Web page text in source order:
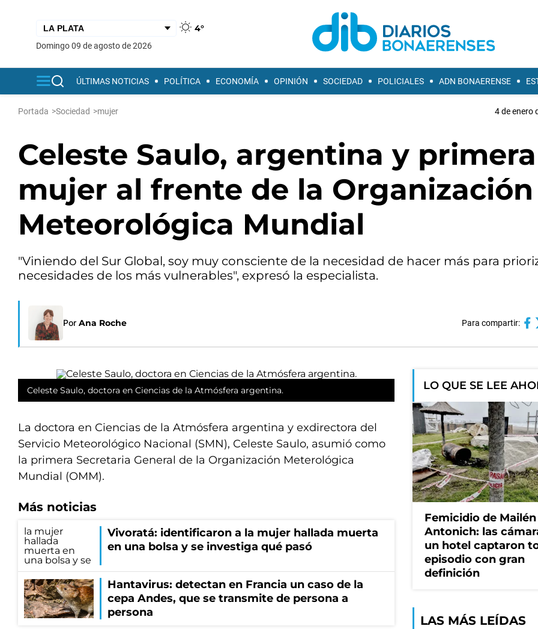
4°
domingo 09 de agosto de 2026
ÚLTIMAS NOTICIAS POLÍTICA ECONOMÍA OPINIÓN SOCIEDAD POLICIALES ADN BONAERENSE
Portada >Sociedad >mujer 4 de enero
Celeste Saulo, argentina y primera
mujer al frente de la Organización
Meteorológica Mundial
"Viniendo del Sur Global, soy muy consciente de la necesidad de hacer más para
necesidades de los más vulnerables", expresó la especialista.
Por Ana Roche Para compartir:
Celeste Saulo, doctora en Ciencias de la Atmósfera argentina.
La doctora en Ciencias de la Atmósfera argentina y exdirectora del
Servicio Meteorológico Nacional (SMN), Celeste Saulo, asumió como
la primera Secretaria General de la Organización Meterológica
Mundial (OMM).
Más noticias
Vivoratá: identificaron a la mujer hallada muerta
en una bolsa y se investiga qué pasó
Hantavirus: detectan en Francia un caso de la
cepa Andes, que se transmite de persona a
persona
LO QUE SE LEE
Femicidio de Mailén
Antonich: las
un hotel captaron
episodio con gran
definición
LAS MÁS LEÍDAS